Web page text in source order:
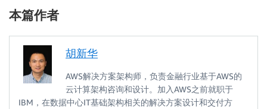
本篇作者
胡新华
AWS解决方案架构师，负责金融行业基于AWS的
云计算架构咨询和设计。加入AWS之前就职于
IBM，在数据中心IT基础架构相关的解决方案设计和交付方